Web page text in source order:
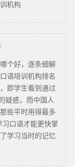
机构
个好，逐条细解
语培训机构排名
即学生看到通过
疑惑，而中国人
些平时用得最多
习口语才能更快掌
学习当时的记忆